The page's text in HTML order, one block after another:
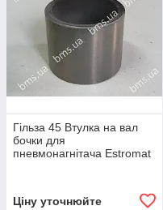
Гільза 45 Втулка на вал
бочки для
пневмонагнітача Estromat
Ціну уточнюйте